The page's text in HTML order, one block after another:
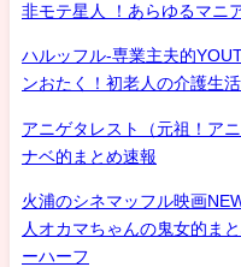
非モテ星人 ！あらゆるマニ
ハルッフル-専業主夫的
ンおたく！初老人の介護生
アニゲタレスト（元祖！ア
ナベ的まとめ速報
火浦のシネマッフル映画
人オカマちゃんの鬼女的ま
ーハーフ